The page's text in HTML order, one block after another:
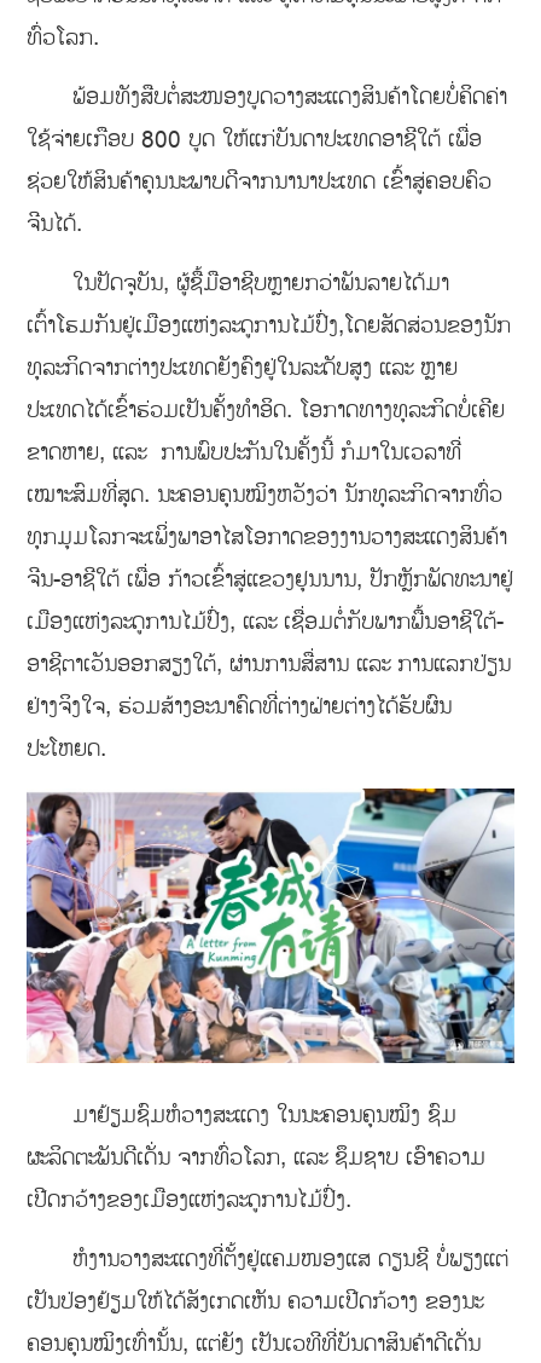
ທົ່ວໂລກ.
ພ້ອມທັງສືບຕໍ່ສະໜອງບູດວາງສະແດງສິນຄ້າໂດຍບໍ່ຄິດຄ່າ
ໃຊ້ຈ່າຍເກືອບ 800 ບູດ ໃຫ້ແກ່ບັນດາປະເທດອາຊີໃຕ້ ເພື່ອ
ຊ່ວຍໃຫ້ສິນຄ້າຄຸນນະພາບດີຈາກນານາປະເທດ ເຂົ້າສູ່ຄອບຄົວ
ຈີນໄດ້.
ໃນປັດຈຸບັນ, ຜູ້ຊື້ມືອາຊີບຫຼາຍກວ່າພັນລາຍໄດ້ມາ
ເຕົ້າໂຮມກັນຢູ່ເມືອງແຫ່ງລະດູການໄມ້ປົ່ງ,ໂດຍສັດສ່ວນຂອງນັກ
ທຸລະກິດຈາກຕ່າງປະເທດຍັງຄົງຢູ່ໃນລະດັບສູງ ແລະ ຫຼາຍ
ປະເທດໄດ້ເຂົ້າຮ່ວມເປັນຄັ້ງທຳອິດ. ໂອກາດທາງທຸລະກິດບໍ່ເຄີຍ
ຂາດຫາຍ, ແລະ ການພົບປະກັນໃນຄັ້ງນີ້ ກໍມາໃນເວລາທີ່
ເໝາະສົມທີ່ສຸດ. ນະຄອນຄຸນໝິງຫວັງວ່າ ນັກທຸລະກິດຈາກທົ່ວ
ທຸກມຸມໂລກຈະເພິ່ງພາອາໄສໂອກາດຂອງງານວາງສະແດງສິນຄ້າ
ຈີນ-ອາຊີໃຕ້ ເພື່ອ ກ້າວເຂົ້າສູ່ແຂວງຢຸນນານ, ປັກຫຼັກພັດທະນາຢູ່
ເມືອງແຫ່ງລະດູການໄມ້ປົ່ງ, ແລະ ເຊື່ອມຕໍ່ກັບພາກພື້ນອາຊີໃຕ້-
ອາຊີຕາເວັນອອກສຽງໃຕ້, ຜ່ານການສື່ສານ ແລະ ການແລກປ່ຽນ
ຢ່າງຈິງໃຈ, ຮ່ວມສ້າງອະນາຄົດທີ່ຕ່າງຝ່າຍຕ່າງໄດ້ຮັບຜົນ
ປະໂຫຍດ.
ມາຢ້ຽມຊົມຫໍວາງສະແດງ ໃນນະຄອນຄຸນໝິງ ຊົມ
ຜະລິດຕະພັນດີເດັ່ນ ຈາກທົ່ວໂລກ, ແລະ ຊຶມຊາບ ເອົາຄວາມ
ເປີດກວ້າງຂອງເມືອງແຫ່ງລະດູການໄມ້ປົ່ງ.
ຫໍງານວາງສະແດງທີ່ຕັ້ງຢູ່ແຄມໜອງແສ ດຽນຊີ ບໍ່ພຽງແຕ່
ເປັນປ່ອງຢ້ຽມໃຫ້ໄດ້ສັງເກດເຫັນ ຄວາມເປີດກ້ວາງ ຂອງນະ
ຄອນຄຸນໝິງເທົ່ານັ້ນ, ແຕ່ຍັງ ເປັນເວທີທີ່ບັນດາສິນຄ້າດີເດັ່ນ